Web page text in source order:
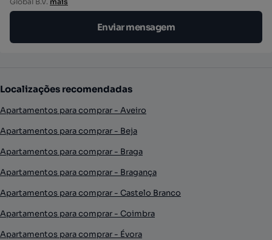
Enviar mensagem
Localizações recomendadas
Apartamentos para comprar - Aveiro
Apartamentos para comprar - Beja
Apartamentos para comprar - Braga
Apartamentos para comprar - Bragança
Apartamentos para comprar - Castelo Branco
Apartamentos para comprar - Coimbra
Apartamentos para comprar - Évora